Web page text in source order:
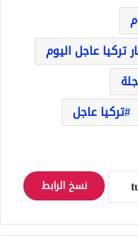
تركيا عاجل اليوم
تركيا عاجل
نسخ الرابط